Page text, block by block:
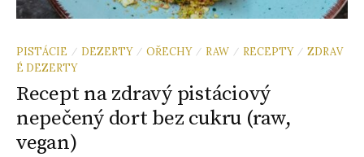
PISTÁCIE / DEZERTY / OŘECHY / RAW / RECEPTY / ZDRAV
É DEZERTY
Recept na zdravý pistáciový
nepečený dort bez cukru (raw,
vegan)